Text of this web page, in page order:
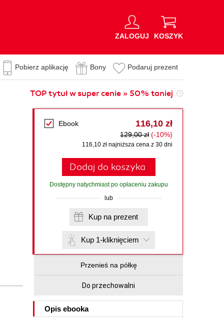
ZALOGUJ KOSZYK
Pobierz aplikację Bony Podaruj prezent
TOP tytuł w super cenie » 50% taniej
Ebook 116,10 zł
129,00 zł (-10%)
116,10 zł najniższa cena z 30 dni
Dodaj do koszyka
Dostępny natychmiast po opłaceniu zakupu
lub
Kup na prezent
Kup 1-kliknięciem
Przenieś na półkę
Do przechowalni
Opis ebooka